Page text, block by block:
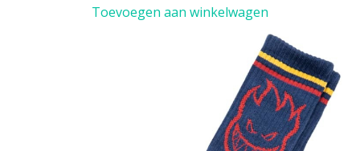
Toevoegen aan winkelwagen